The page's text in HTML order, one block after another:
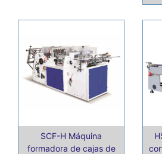
SCF-H Máquina
formadora de cajas de